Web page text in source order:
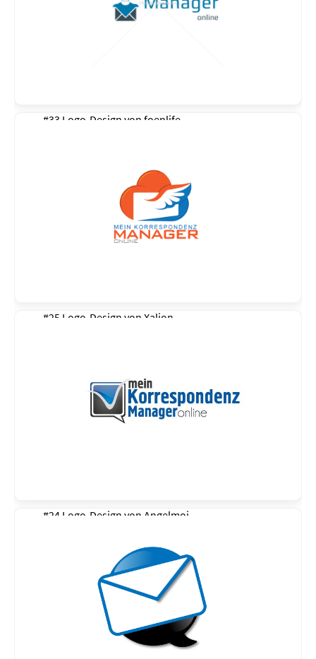
#33 Logo-Design von foenlife
#25 Logo-Design von Xalion
#24 Logo-Design von Angelmoj